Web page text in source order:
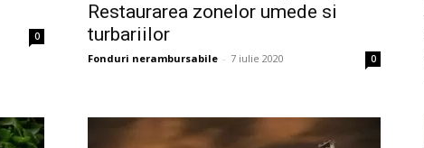
0
Restaurarea zonelor umede si
turbariilor
Fonduri nerambursabile - 7 iulie 2020 0